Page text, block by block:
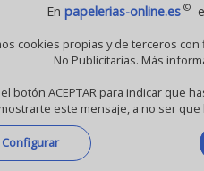
- 2026 Grupo Selfpaper.
online.es, y las webs de
Self-Paper, S.L. - C.I.F. B97233654,
Tomo 7263, Libro 4565, Folio 1,
En papelerias-online.es©
cookies propias y de terceros
No Publicitarias. Más
botón ACEPTAR para indicar que
mostrarte este mensaje, a no ser
Configurar